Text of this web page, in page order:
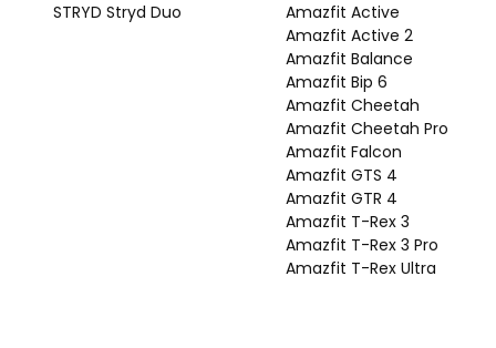
STRYD Stryd Duo
Amazfit Active
Amazfit Active 2
Amazfit Balance
Amazfit Bip 6
Amazfit Cheetah
Amazfit Cheetah Pro
Amazfit Falcon
Amazfit GTS 4
Amazfit GTR 4
Amazfit T-Rex 3
Amazfit T-Rex 3 Pro
Amazfit T-Rex Ultra